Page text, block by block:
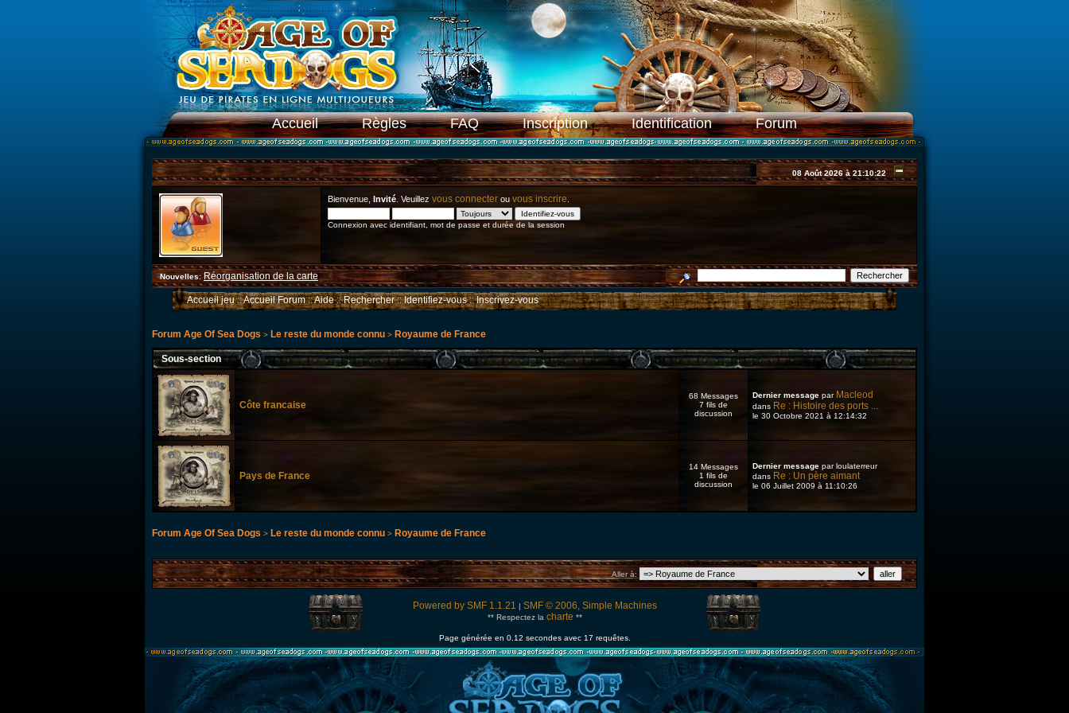
Accueil Règles FAQ Inscription Identification Forum
08 Août 2026 à 21:10:22
Bienvenue, Invité . Veuillez vous connecter ou vous inscrire
Connexion avec identifiant, mot de passe et durée de la session
Nouvelles: Réorganisation de la carte
Accueil jeu::Accueil Forum::Aide::Rechercher::Identifiez-vous::Inscrivez-vous
Forum Age Of Sea Dogs > Le reste du monde connu > Royaume de France
Sous-section
Côte francaise
68 Messages
7 fils de
discussion
Dernier message par Macleod
dans Re : Histoire des ports ...
le 30 Octobre 2021 à 12:14:32
Pays de France
14 Messages
1 fils de
discussion
Dernier message par loulaterreur
dans Re : Un père aimant
le 06 Juillet 2009 à 11:10:26
Forum Age Of Sea Dogs > Le reste du monde connu > Royaume de France
Aller à:
Powered by SMF 1.1.21 | SMF © 2006, Simple Machines
** Respectez la charte **
Page générée en 0.12 secondes avec 17 requêtes.